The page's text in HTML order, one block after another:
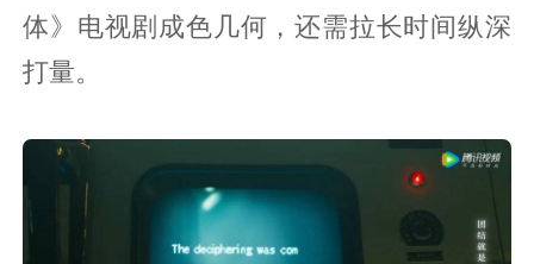
体》电视剧成色几何，还需拉长时间纵深
打量。